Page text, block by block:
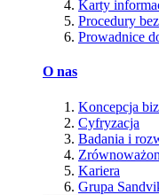
Karty
Procedury
Prowadnice
O nas
Koncepcja
Cyfryzacja
Badania i
Kariera
Grupa